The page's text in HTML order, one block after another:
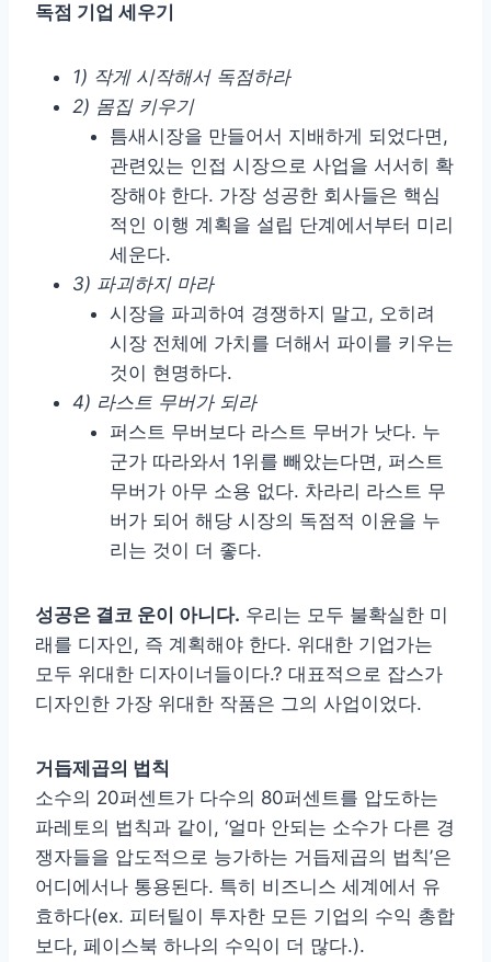
독점 기업 세우기
1) 작게 시작해서 독점하라
2) 몸집 키우기
틈새시장을 만들어서 지배하게 되었다면,
관련있는 인접 시장으로 사업을 서서히 확
장해야 한다. 가장 성공한 회사들은 핵심
적인 이행 계획을 설립 단계에서부터 미리
세운다.
3) 파괴하지 마라
시장을 파괴하여 경쟁하지 말고, 오히려
시장 전체에 가치를 더해서 파이를 키우는
것이 현명하다.
4) 라스트 무버가 되라
퍼스트 무버보다 라스트 무버가 낫다. 누
군가 따라와서 1위를 빼았는다면, 퍼스트
무버가 아무 소용 없다. 차라리 라스트 무
버가 되어 해당 시장의 독점적 이윤을 누
리는 것이 더 좋다.
성공은 결코 운이 아니다. 우리는 모두 불확실한 미
래를 디자인, 즉 계획해야 한다. 위대한 기업가는
모두 위대한 디자이너들이다.? 대표적으로 잡스가
디자인한 가장 위대한 작품은 그의 사업이었다.
거듭제곱의 법칙
소수의 20퍼센트가 다수의 80퍼센트를 압도하는
파레토의 법칙과 같이, ‘얼마 안되는 소수가 다른 경
쟁자들을 압도적으로 능가하는 거듭제곱의 법칙’은
어디에서나 통용된다. 특히 비즈니스 세계에서 유
효하다(ex. 피터틸이 투자한 모든 기업의 수익 총합
보다, 페이스북 하나의 수익이 더 많다.).